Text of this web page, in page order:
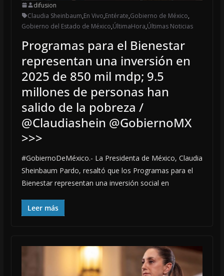
difusion
Claudia Sheinbaum,En Vivo,Entérate,Gobierno de México,
Gobierno del Estado de México,ÚltimaHora,Últimas Noticias
Programas para el Bienestar
representan una inversión en
2025 de 850 mil mdp; 9.5
millones de personas han
salido de la pobreza /
@Claudiashein @GobiernoMX
>>>
#GobiernoDeMéxico.- La Presidenta de México, Claudia
Sheinbaum Pardo, resaltó que los Programas para el
Bienestar representan una inversión social en
Leer más